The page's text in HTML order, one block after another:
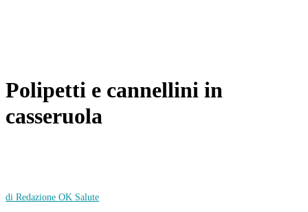
Polipetti e cannellini in
casseruola
di Redazione OK Salute